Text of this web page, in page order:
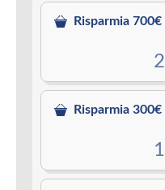
Risparmia 700€
Risparmia 300€